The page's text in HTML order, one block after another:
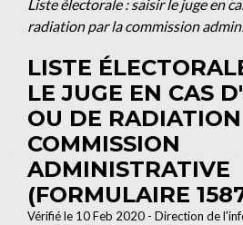
Liste électorale : saisir le juge en
radiation par la commission
LISTE
LE JUGE EN CAS
OU DE
COMMISSION
ADMINISTRATIVE
(FORMULAIRE
Vérifié le 10 Feb 2020 - Direction de